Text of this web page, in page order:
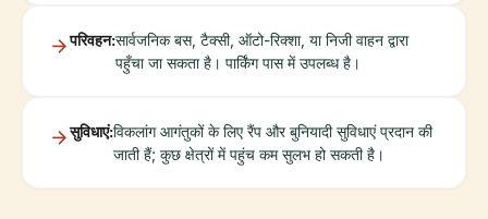
परिवहन:सार्वजनिक बस, टैक्सी, ऑटो-रिक्शा, या निजी वाहन द्वारा
पहुँचा जा सकता है। पार्किंग पास में उपलब्ध है।
सुविधाएं:विकलांग आगंतुकों के लिए रैंप और बुनियादी सुविधाएं प्रदान की
जाती हैं; कुछ क्षेत्रों में पहुंच कम सुलभ हो सकती है।